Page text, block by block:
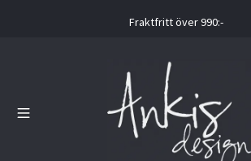
Fraktfritt över 990:-